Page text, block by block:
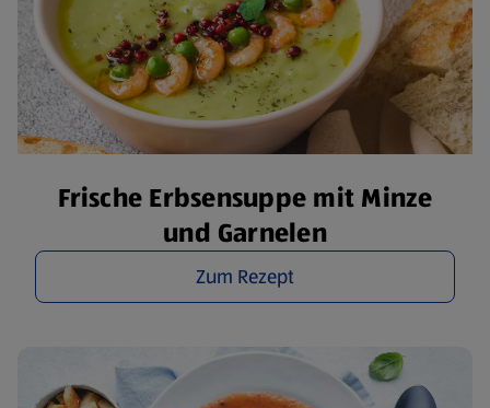
Frische Erbsensuppe mit Minze
und Garnelen
Zum Rezept